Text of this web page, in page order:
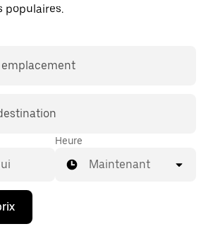
populaires.
Heure
Maintenant